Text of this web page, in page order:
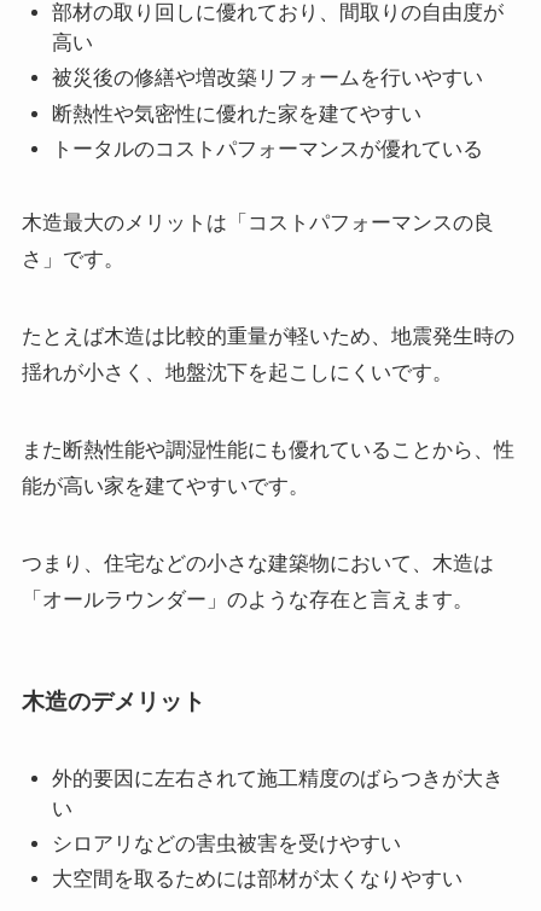
部材の取り回しに優れており、間取りの自由度が
高い
被災後の修繕や増改築リフォームを行いやすい
断熱性や気密性に優れた家を建てやすい
トータルのコストパフォーマンスが優れている
木造最大のメリットは「コストパフォーマンスの良
さ」です。
たとえば木造は比較的重量が軽いため、地震発生時の
揺れが小さく、地盤沈下を起こしにくいです。
また断熱性能や調湿性能にも優れていることから、性
能が高い家を建てやすいです。
つまり、住宅などの小さな建築物において、木造は
「オールラウンダー」のような存在と言えます。
木造のデメリット
外的要因に左右されて施工精度のばらつきが大き
い
シロアリなどの害虫被害を受けやすい
大空間を取るためには部材が太くなりやすい